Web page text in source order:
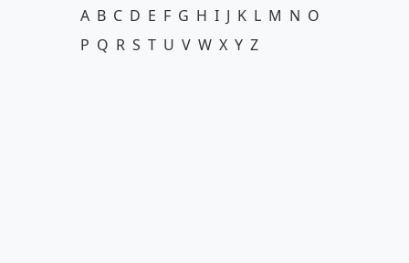
A B C D E F G H I J K L M N O
P Q R S T U V W X Y Z